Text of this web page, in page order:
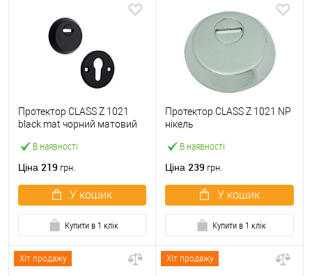
В наявності
Протектор CLASS Z 1021
black mat чорний матовий
Ціна 219 грн.
У кошик
Купити в 1 клік
В наявності
Протектор CLASS Z 1021 NP
нікель
Ціна 239 грн.
У кошик
Купити в 1 клік
Хіт продажу Хіт продажу